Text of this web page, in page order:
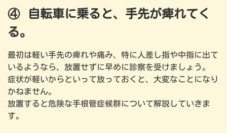
④
自転車に乗ると、手先が痺れてく
る。
最初は軽い手先の痺れや痛み、特に人差し指や中指に出て
いるようなら、放置せずに早めに診察を受けましょう。
症状が軽いからといって放っておくと、大変なことになり
かねません。
放置すると危険な手根管症候群について解説していきま
す。